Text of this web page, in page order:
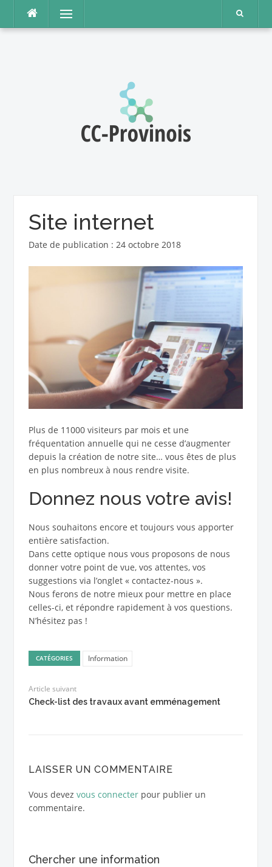
contenu
Menu
Site internet
Date de publication : 24 octobre 2018
Plus de 11000 visiteurs par mois et une
fréquentation annuelle qui ne cesse d’augmenter
depuis la création de notre site… vous êtes de plus
en plus nombreux à nous rendre visite.
Donnez nous votre avis!
Nous souhaitons encore et toujours vous apporter
entière satisfaction.
Dans cette optique nous vous proposons de nous
donner votre point de vue, vos attentes, vos
suggestions via l’onglet « contactez-nous ».
Nous ferons de notre mieux pour mettre en place
celles-ci, et répondre rapidement à vos questions.
N’hésitez pas !
CATÉGORIES Information
Article suivant
Check-list des travaux avant emménagement
LAISSER UN COMMENTAIRE
Vous devez vous connecterpour publier un
commentaire.
Chercher une information